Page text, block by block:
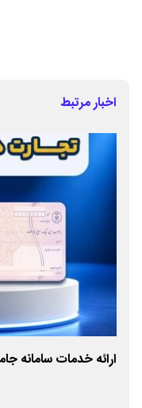
اخبار مرتبط
ارائه خدمات سامانه